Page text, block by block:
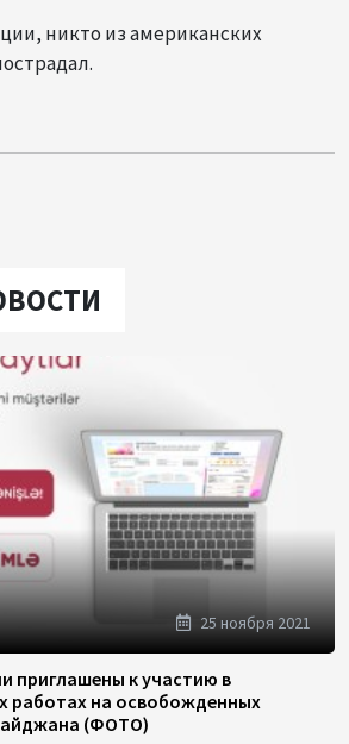
никто из американских
25 ноября 2021
приглашены к участию в
работах на освобожденных
(ФОТО)